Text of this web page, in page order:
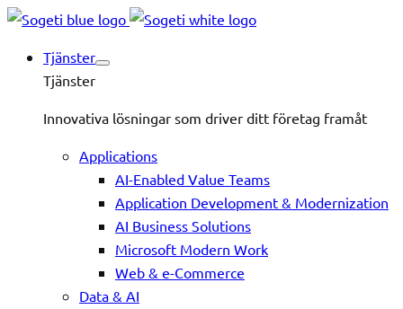
Tjänster
Tjänster
Innovativa lösningar som driver ditt företag framåt
Applications
AI-Enabled Value Teams
Application Development & Modernization
AI Business Solutions
Microsoft Modern Work
Web & e-Commerce
Data & AI